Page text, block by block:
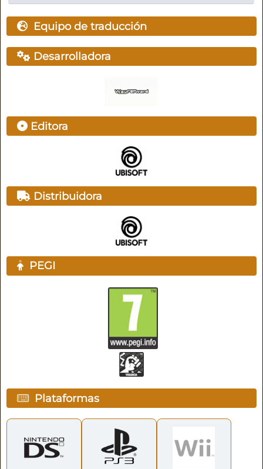
Equipo de traducción
Desarrolladora
Editora
Distribuidora
PEGI
Plataformas